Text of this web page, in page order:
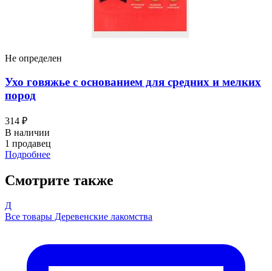
Не определен
Ухо говяжье с основанием для средних и мелких
пород
314 ₽
В наличии
1 продавец
Подробнее
Смотрите также
Д
Все товары Деревенские лакомства